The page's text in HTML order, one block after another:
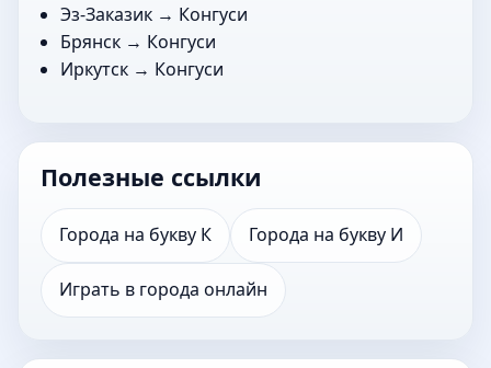
Эз-Заказик → Конгуси
Брянск → Конгуси
Иркутск → Конгуси
Полезные ссылки
Города на букву К Города на букву И
Играть в города онлайн